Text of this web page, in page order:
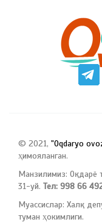
© 2021, "Oqdaryo
ҳимояланган.
Манзилимиз: Оқдарё
31-уй. Тел: 998 66
Муассислар: Халқ
туман ҳокимлиги.